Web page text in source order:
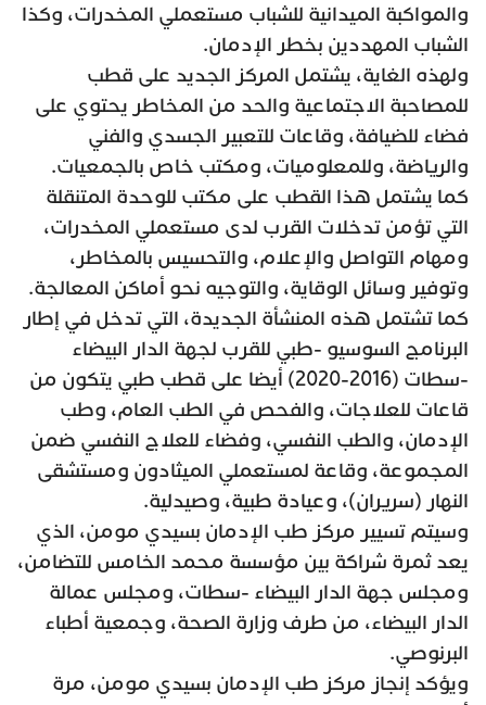
والمواكبة الميدانية للشباب مستعملي المخدرات، وكذا
الشباب المهددين بخطر الإدمان.
ولهذه الغاية، يشتمل المركز الجديد على قطب
للمصاحبة الاجتماعية والحد من المخاطر يحتوي على
فضاء للضيافة، وقاعات للتعبير الجسدي والفني
والرياضة، وللمعلوميات، ومكتب خاص بالجمعيات.
كما يشتمل هذا القطب على مكتب للوحدة المتنقلة
التي تؤمن تدخلات القرب لدى مستعملي المخدرات،
ومهام التواصل والإعلام، والتحسيس بالمخاطر،
وتوفير وسائل الوقاية، والتوجيه نحو أماكن المعالجة.
كما تشتمل هذه المنشأة الجديدة، التي تدخل في إطار
البرنامج السوسيو -طبي للقرب لجهة الدار البيضاء
-سطات (2016-2020) أيضا على قطب طبي يتكون من
قاعات للعلاجات، والفحص في الطب العام، وطب
الإدمان، والطب النفسي، وفضاء للعلاج النفسي ضمن
المجموعة، وقاعة لمستعملي الميثادون ومستشقى
النهار (سريران)، وعيادة طبية، وصيدلية.
وسيتم تسيير مركز طب الإدمان بسيدي مومن، الذي
يعد ثمرة شراكة بين مؤسسة محمد الخامس للتضامن،
ومجلس جهة الدار البيضاء -سطات، ومجلس عمالة
الدار البيضاء، من طرف وزارة الصحة، وجمعية أطباء
البرنوصي.
ويؤكد إنجاز مركز طب الإدمان بسيدي مومن، مرة